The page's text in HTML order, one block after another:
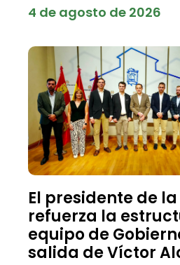
4 de agosto de 2026
El presidente de
refuerza la
equipo de
salida de Víctor